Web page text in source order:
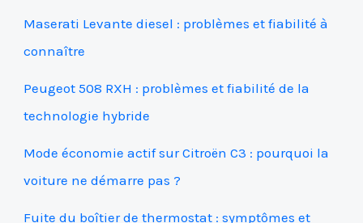
Maserati Levante diesel : problèmes et fiabilité à
connaître
Peugeot 508 RXH : problèmes et fiabilité de la
technologie hybride
Mode économie actif sur Citroën C3 : pourquoi la
voiture ne démarre pas ?
Fuite du boîtier de thermostat : symptômes et